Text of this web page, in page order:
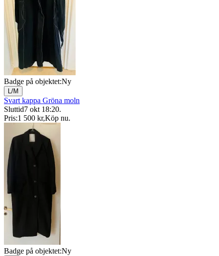
Badge på objektet:Ny
L/M
Svart kappa Gröna moln
Sluttid7 okt 18:20.
Pris:1 500 kr,Köp nu.
Badge på objektet:Ny